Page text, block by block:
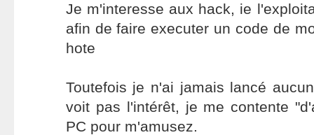
Je m'interesse aux hack, ie
afin de faire executer un code de
hote
Toutefois je n'ai jamais lancé
voit pas l'intérêt, je me contente
PC pour m'amusez.